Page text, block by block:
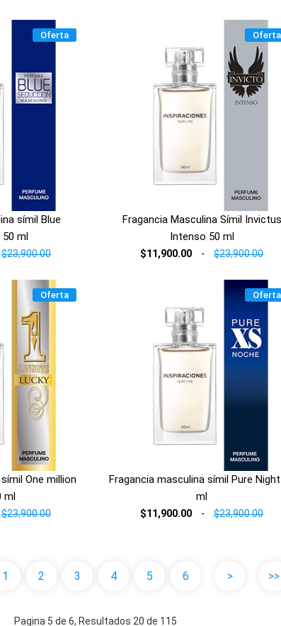
Oferta
símil Blue
50 ml
$23,900.00
Oferta
Fragancia Masculina Símil Invictus
Intenso 50 ml
$11,900.00 - $23,900.00
Oferta
One million
ml
$23,900.00
Oferta
Fragancia masculina símil Pure
ml
$11,900.00 - $23,900.00
1 2 3 4 5 6 > >>
Pagina 5 de 6, Resultados 20 de 115